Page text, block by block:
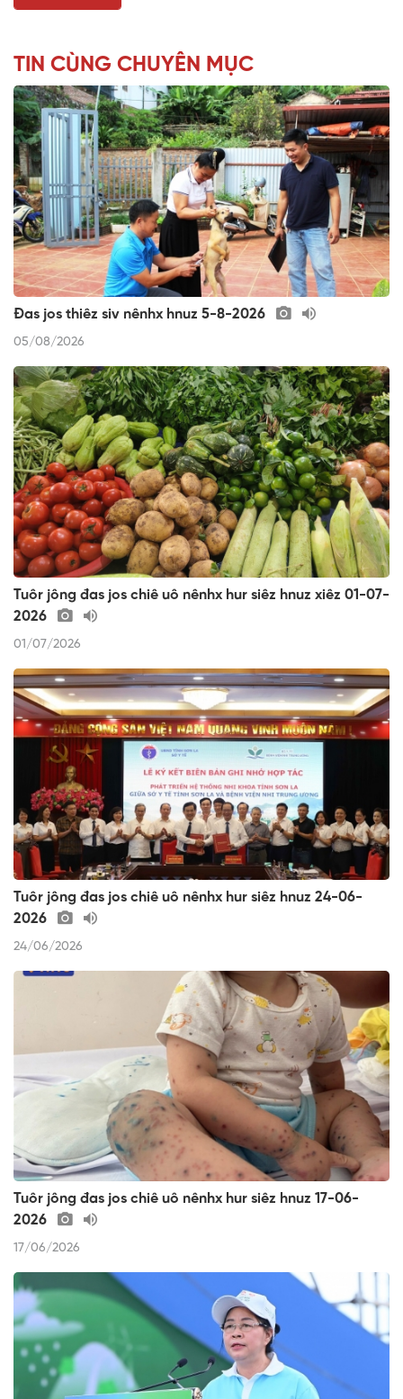
TIN CÙNG CHUYÊN MỤC
Đas jos thiêz siv nênhx hnuz 5-8-2026
05/08/2026
Tuôr jông đas jos chiê uô nênhx hur siêz hnuz xiêz 01-07-
2026
01/07/2026
Tuôr jông đas jos chiê uô nênhx hur siêz hnuz 24-06-
2026
24/06/2026
Tuôr jông đas jos chiê uô nênhx hur siêz hnuz 17-06-
2026
17/06/2026